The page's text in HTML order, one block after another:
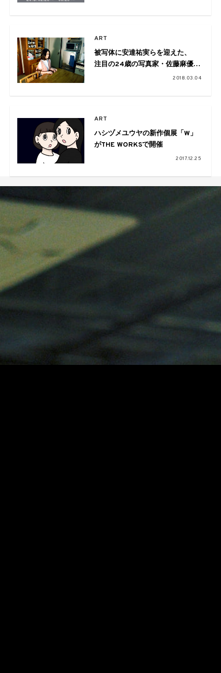
ART
被写体に安達祐実らを迎えた、
注目の24歳の写真家・佐藤麻優子
2018.03.04
ART
ハシヅメユウヤの新作個展「W」
がTHE WORKSで開催
2017.12.25